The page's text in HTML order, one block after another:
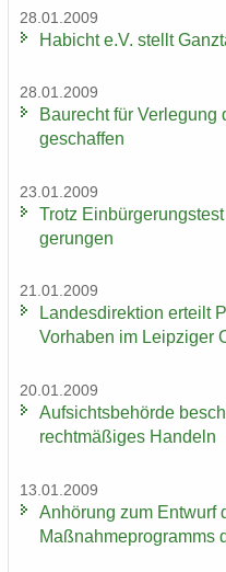
28.01.2009
Ha­bicht e.V. stellt
28.01.2009
Bau­recht für
ge­schaf­fen
23.01.2009
Trotz
ge­run­gen
21.01.2009
Lan­des­di­rek­ti­on er­teilt
Vorhaben im Leip­zi­ger
20.01.2009
Auf­sichts­be­hör­de
recht­mä­ßi­ges Han­deln
13.01.2009
An­hö­rung zum Ent­wurf
Maß­nah­me­pro­gramms